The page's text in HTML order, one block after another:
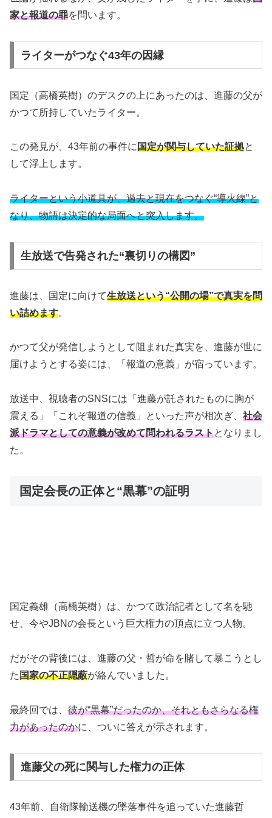
家と報道の罪を問います。
ライターがつなぐ43年の因縁
国定（高橋英樹）のデスクの上にあったのは、進藤の父が
かつて所持していたライター。
この発見が、43年前の事件に国定が関与していた証拠と
して浮上します。
ライターという小道具が、過去と現在をつなぐ“導火線”と
なり、物語は決定的な局面へと突入します。
生放送で告発された“裏切りの構図”
進藤は、国定に向けて生放送という“公開の場”で真実を問
い詰めます。
かつて父が発信しようとして阻まれた真実を、進藤が世に
届けようとする姿には、「報道の意義」が宿っています。
放送中、視聴者のSNSには「進藤が託されたものに胸が
震える」「これぞ報道の信義」といった声が相次ぎ、 社会
派ドラマとしての意義が改めて問われるラストとなりまし
た。
国定会長の正体と“黒幕”の証明
国定義雄（高橋英樹）は、かつて政治記者として名を馳
せ、今やJBNの会長という巨大権力の頂点に立つ人物。
だがその背後には、進藤の父・哲が命を賭して暴こうとし
た国家の不正隠蔽が絡んでいました。
最終回では、 彼が“黒幕”だったのか、それともさらなる権
力があったのかに、ついに答えが示されます。
進藤父の死に関与した権力の正体
43年前、自衛隊輸送機の墜落事件を追っていた進藤哲